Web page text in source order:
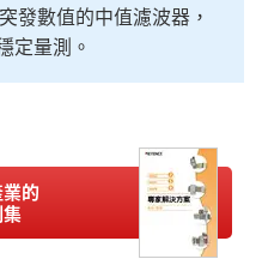
發數值的中值濾波器，
定量測。
的